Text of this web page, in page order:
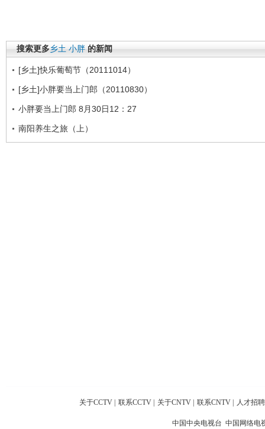
搜索更多乡土 小胖 的新闻
[乡土]快乐葡萄节（20111014）
[乡土]小胖要当上门郎（20110830）
小胖要当上门郎 8月30日12：27
南阳养生之旅（上）
关于CCTV 联系CCTV 关于CNTV 联系CNTV 人才招聘
中国中央电视台 中国网络电